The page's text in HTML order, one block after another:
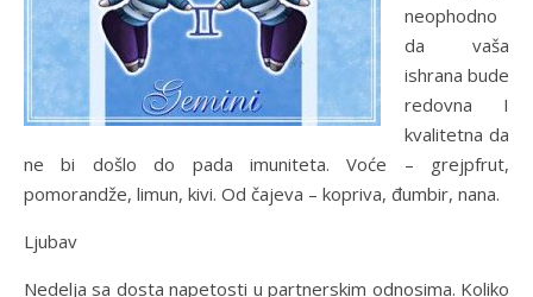
neophodno
da vaša
ishrana bude
redovna I
kvalitetna da
ne bi došlo do pada imuniteta. Voće – grejpfrut,
pomorandže, limun, kivi. Od čajeva – kopriva, đumbir, nana.
Ljubav
Nedelja sa dosta napetosti u partnerskim odnosima. Koliko